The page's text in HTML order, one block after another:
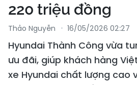
220 triệu đồng
Thảo Nguyễn 16/05/2026 02:27
Hyundai Thành Công vừa
ưu đãi, giúp khách hàng
xe Hyundai chất lượng cao